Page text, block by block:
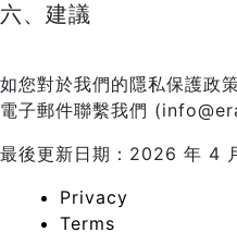
六、建議
如您對於我們的隱私保護政
電子郵件聯繫我們
最後更新日期：2026 年 4
Privacy
Terms